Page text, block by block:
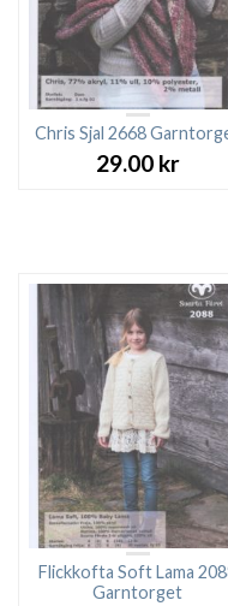
Chris Sjal 2668
29.00 kr
Flickkofta Soft Lama
Garntorget